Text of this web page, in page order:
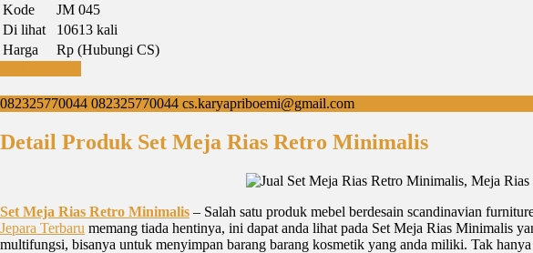
Kode
JM 045
Di lihat
10613 kali
Harga
Rp (Hubungi CS)
082325770044 082325770044 cs.karyapriboemi@gmail.com
Detail Produk Set Meja Rias Retro Minimalis
Set Meja Rias Retro Minimalis – Salah satu produk mebel berdesain scandinavian
Jepara Terbaru memang tiada hentinya, ini dapat anda lihat pada Set Meja Rias Minimalis
multifungsi, bisanya untuk menyimpan barang barang kosmetik yang anda miliki. Tak